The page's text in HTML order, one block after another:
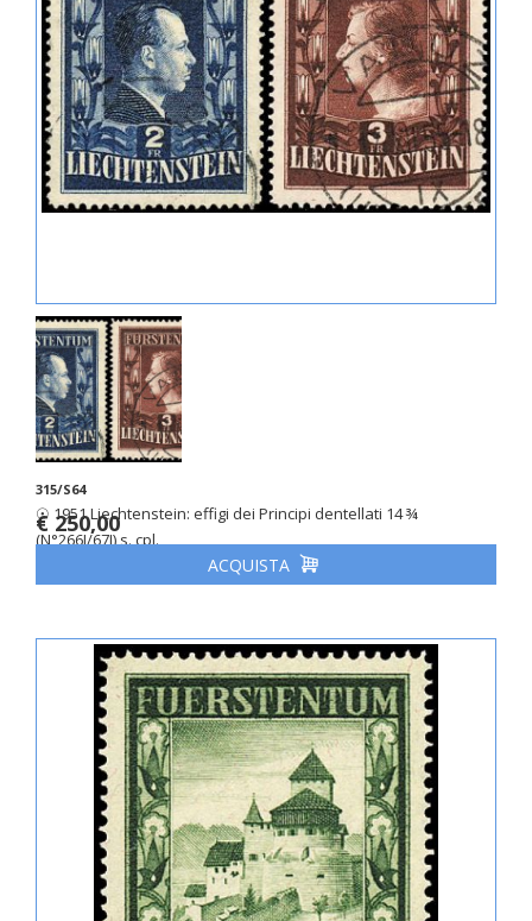
315/S64
☉ 1951 Liechtenstein: effigi dei Principi dentellati 14 ¾
(N°266I/67I) s. cpl.
€ 250,00
ACQUISTA